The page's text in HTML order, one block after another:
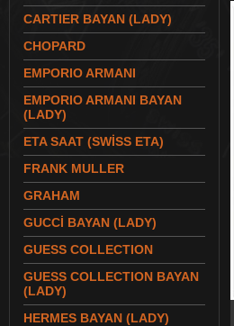
CARTIER BAYAN (LADY)
CHOPARD
EMPORIO ARMANI
EMPORIO ARMANI BAYAN
(LADY)
ETA SAAT (SWİSS ETA)
FRANK MULLER
GRAHAM
GUCCİ BAYAN (LADY)
GUESS COLLECTION
GUESS COLLECTION BAYAN
(LADY)
HERMES BAYAN (LADY)